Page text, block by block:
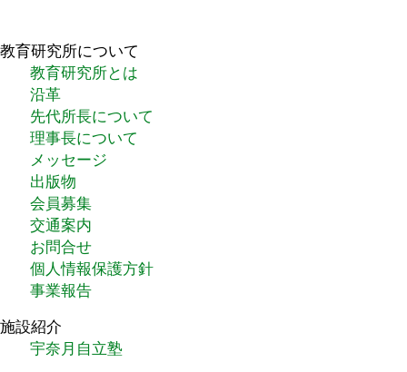
教育研究所について
教育研究所とは
沿革
先代所長について
理事長について
メッセージ
出版物
会員募集
交通案内
お問合せ
個人情報保護方針
事業報告
施設紹介
宇奈月自立塾